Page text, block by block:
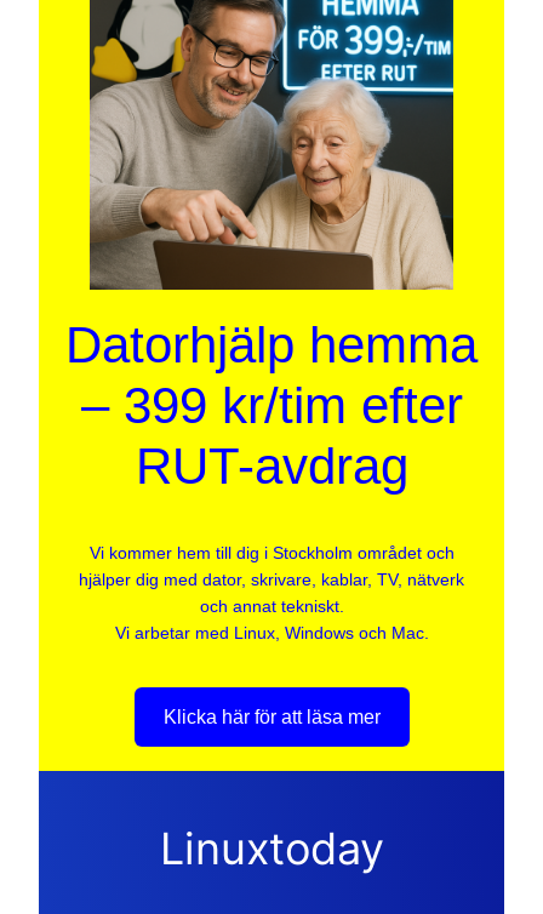
Datorhjälp hemma
– 399 kr/tim efter
RUT-avdrag
Vi kommer hem till dig i Stockholm området och
hjälper dig med dator, skrivare, kablar, TV, nätverk
och annat tekniskt.
Vi arbetar med Linux, Windows och Mac.
Klicka här för att läsa mer
Linuxtoday